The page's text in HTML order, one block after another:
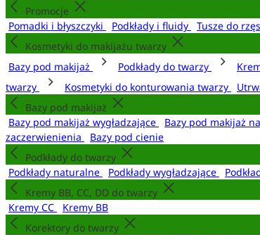
Promocje
Pomadki i błyszczyki
Podkłady i fluidy Tusze do
Kosmetyki do makijażu twarzy
Bazy pod makijaż
Podkłady do twarzy
twarzy
Kosmetyki do konturowania twarzy
Bazy pod makijaż
Bazy pod makijaż wygładzające
Bazy pod makijaż
zaczerwienienia
Bazy pod cienie
Podkłady do twarzy
Podkłady naturalne
Podkłady wygładzające
Kremy BB, CC, DD do twarzy
Kremy CC
Kremy BB
Korektory do twarzy